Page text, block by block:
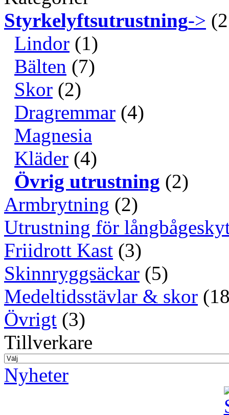
Styrkelyftsutrustning->
Lindor (1)
Bälten (7)
Skor (2)
Dragremmar (4)
Magnesia
Kläder (4)
Övrig utrustning (2)
Armbrytning (2)
Utrustning för
Friidrott Kast (3)
Skinnryggsäckar (5)
Medeltidsstävlar & skor
Övrigt (3)
Tillverkare
Nyheter